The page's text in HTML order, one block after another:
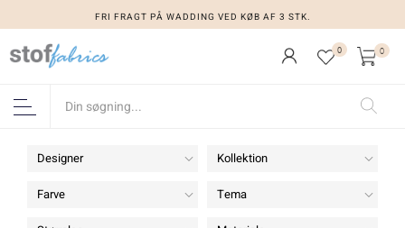
FRI FRAGT PÅ WADDING VED KØB AF 3 STK.
FRI FRAGT PÅ WADDING VED KØB AF 3 STK.
0 0
Designer Kollektion
Farve Tema